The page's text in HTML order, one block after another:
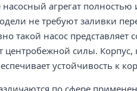
агрегат
не требуют заливки
такой насос
центробежной силы.
устойчивость к
по сфере